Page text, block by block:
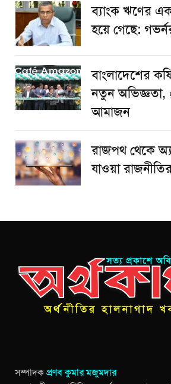
ব্যাংক ঋণের
হয়ে গেছে:
বাংলাদেশের
নতুন অভিজ্ঞতা,
আমাজন
রাজপথ থেকে
যাওয়া
সম্পাদকপ্রণব কুমার মজুমদার